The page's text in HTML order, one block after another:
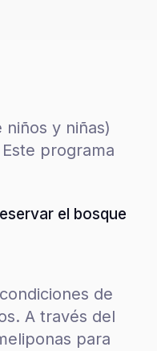
y niñas)
programa
el bosque
de
A través del
para